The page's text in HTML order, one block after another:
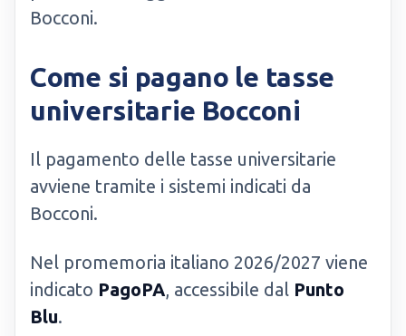
Bocconi.
Come si pagano le tasse
universitarie Bocconi
Il pagamento delle tasse universitarie
avviene tramite i sistemi indicati da
Bocconi.
Nel promemoria italiano 2026/2027 viene
indicato PagoPA, accessibile dal Punto
Blu.